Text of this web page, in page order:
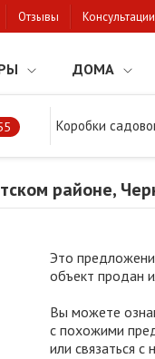
Отзывы Консультации
ДОМА
Коробки
дачи в Брестском
районе,
Это
объект продан
Вы можете
с похожими
или связаться